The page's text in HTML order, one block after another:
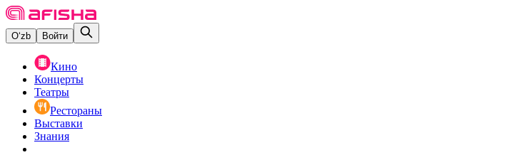
O‘zb Войти
Кино
Концерты
Театры
Рестораны
Выставки
Знания